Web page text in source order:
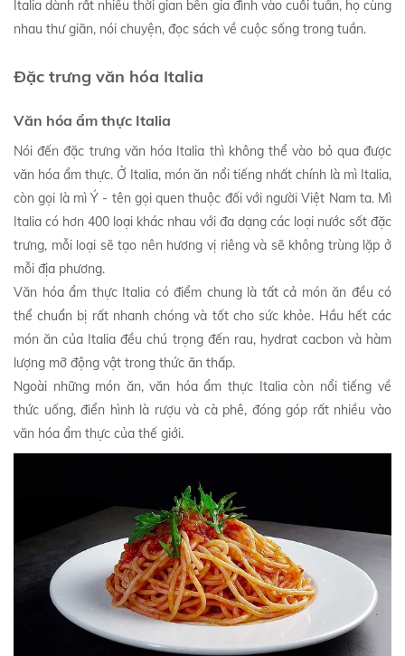
Italia dành rất nhiều thời gian bên gia đình vào cuối tuần, họ cùng
nhau thư giãn, nói chuyện, đọc sách về cuộc sống trong tuần.
Đặc trưng văn hóa Italia
Văn hóa ẩm thực Italia
Nói đến đặc trưng văn hóa Italia thì không thể vào bỏ qua được
văn hóa ẩm thực. Ở Italia, món ăn nổi tiếng nhất chính là mì Italia,
còn gọi là mì Ý - tên gọi quen thuộc đối với người Việt Nam ta. Mì
Italia có hơn 400 loại khác nhau với đa dạng các loại nước sốt đặc
trưng, mỗi loại sẽ tạo nên hương vị riêng và sẽ không trùng lặp ở
mỗi địa phương.
Văn hóa ẩm thực Italia có điểm chung là tất cả món ăn đều có
thể chuẩn bị rất nhanh chóng và tốt cho sức khỏe. Hầu hết các
món ăn của Italia đều chú trọng đến rau, hydrat cacbon và hàm
lượng mỡ động vật trong thức ăn thấp.
Ngoài những món ăn, văn hóa ẩm thực Italia còn nổi tiếng về
thức uống, điển hình là rượu và cà phê, đóng góp rất nhiều vào
văn hóa ẩm thực của thế giới.